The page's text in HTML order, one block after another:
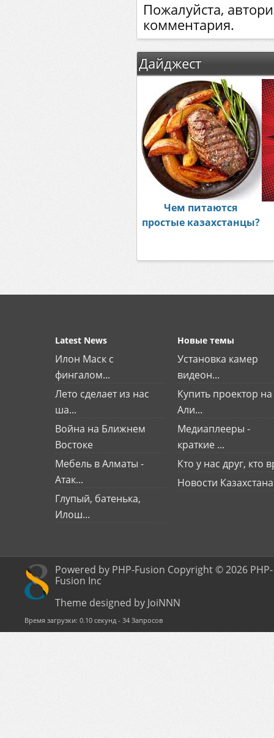
Пожалуйста,
комментария.
Дайджест
Чем питаются
простые казахстанцы?
Latest News
Илон Маск с
фингалом...
Лето сделает из нас
ша...
Война на Ближнем
Востоке
Мебель в Алматы -
Атак...
Глупый, батенька,
Илош...
Новые темы
Установка камер
видеон...
Купить проектор на
Али...
Медиаплееры -
краткие ...
Кто у нас друг, кто
Новости Казахстана
Powered by PHP-Fusion Copyright © 2026 PHP-
Fusion Inc
Theme designed by JoiNNN
Время загрузки: 0.10 секунд - 34 Запросов